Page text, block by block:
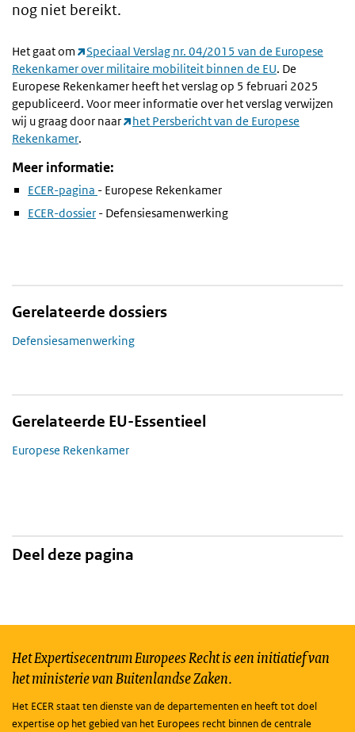
nog niet bereikt.
Het gaat om
Speciaal Verslag nr. 04/2015 van de Europese
Rekenkamer over militaire mobiliteit binnen de EU. De
Europese Rekenkamer heeft het verslag op 5 februari 2025
gepubliceerd. Voor meer informatie over het verslag verwijzen
wij u graag door naar
het Persbericht van de Europese
Rekenkamer.
Meer informatie:
ECER-pagina - Europese Rekenkamer
ECER-dossier - Defensiesamenwerking
Gerelateerde dossiers
Defensiesamenwerking
Gerelateerde EU-Essentieel
Europese Rekenkamer
Deel deze pagina
Het Expertisecentrum Europees Recht is een initiatief van
het ministerie van Buitenlandse Zaken.
Het ECER staat ten dienste van de departementen en heeft tot doel
expertise op het gebied van het Europees recht binnen de centrale